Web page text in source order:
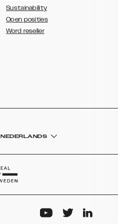
Sustainability
Open posities
Word reseller
NEDERLANDS